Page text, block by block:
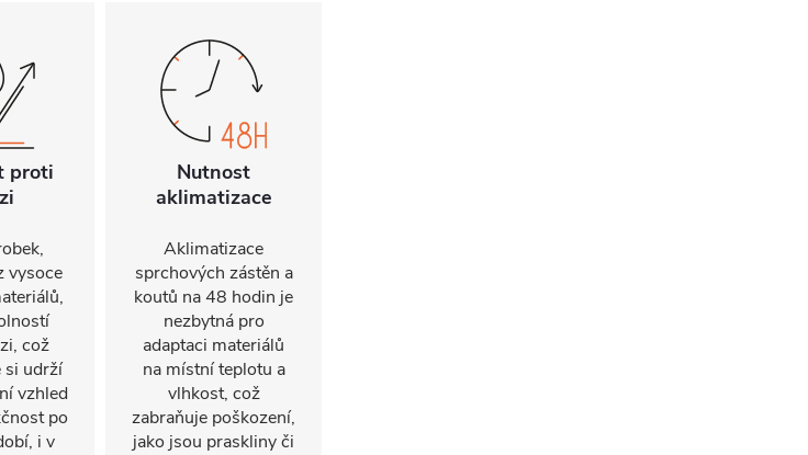
proti
vysoce
což
si udrží
vzhled
po
i v
Nutnost
aklimatizace
Aklimatizace
sprchových zástěn a
koutů na 48 hodin je
nezbytná pro
adaptaci materiálů
na místní teplotu a
vlhkost, což
zabraňuje poškození,
jako jsou praskliny či